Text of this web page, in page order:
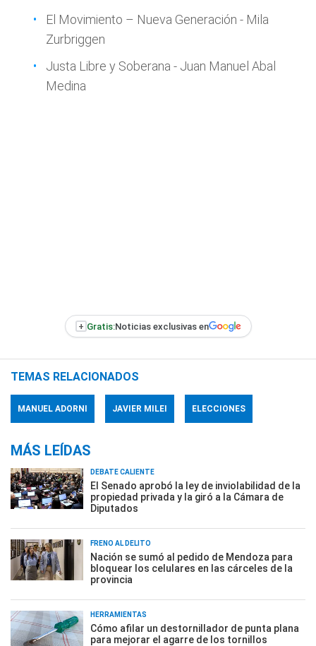
El Movimiento – Nueva Generación - Mila
Zurbriggen
Justa Libre y Soberana - Juan Manuel Abal
Medina
+ Gratis:Noticias exclusivas en
TEMAS RELACIONADOS
MANUEL ADORNI JAVIER MILEI ELECCIONES
MÁS LEÍDAS
DEBATE CALIENTE
El Senado aprobó la ley de inviolabilidad de la
propiedad privada y la giró a la Cámara de
Diputados
FRENO AL DELITO
Nación se sumó al pedido de Mendoza para
bloquear los celulares en las cárceles de la
provincia
HERRAMIENTAS
Cómo afilar un destornillador de punta plana
para mejorar el agarre de los tornillos